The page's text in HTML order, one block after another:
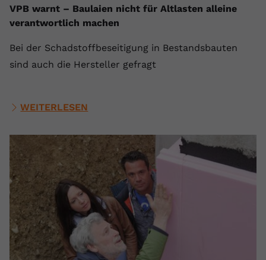
VPB warnt – Baulaien nicht für Altlasten alleine
verantwortlich machen
Bei der Schadstoffbeseitigung in Bestandsbauten
sind auch die Hersteller gefragt
WEITERLESEN